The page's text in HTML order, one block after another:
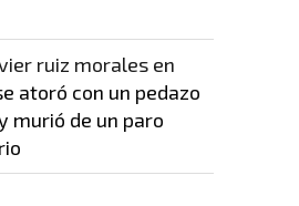
ruiz moralesen
atoró con un pedazo
murió de un paro